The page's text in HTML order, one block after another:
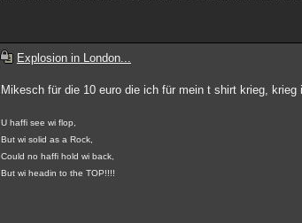
Explosion in London...
Mikesch für die 10 euro die ich für mein t shirt krieg,
U haffi see wi flop,
But wi solid as a Rock,
Could no haffi hold wi back,
But wi headin to the TOP!!!!